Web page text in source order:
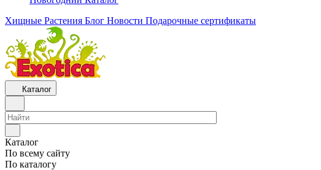
Хищные Растения Блог Новости Подарочные сертификаты
Каталог
Каталог
По всему сайту
По каталогу